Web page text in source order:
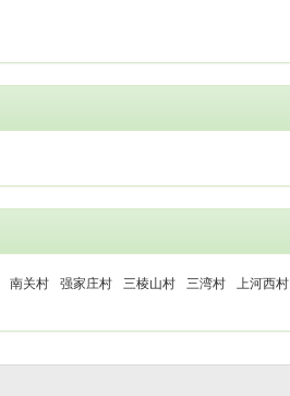
南关村 强家庄村 三棱山村 三湾村 上河西村